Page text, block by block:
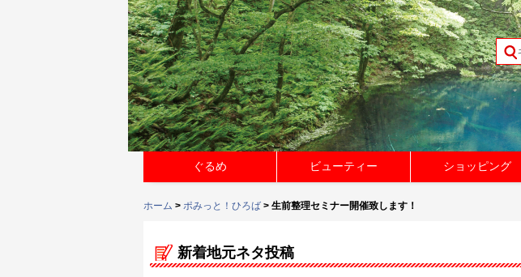
ぐるめ ビューティー ショッピング
ホーム > ポみっと！ひろば > 生前整理セミナー開催致します！
新着地元ネタ投稿